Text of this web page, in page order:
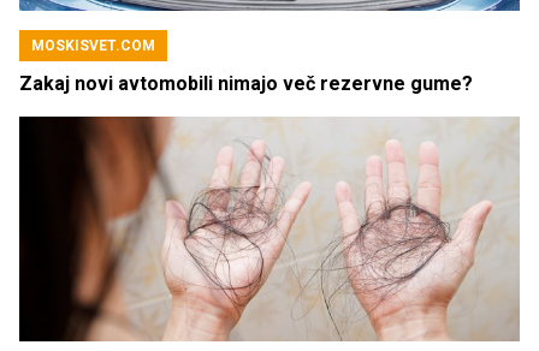
MOSKISVET.COM
Zakaj novi avtomobili nimajo več rezervne gume?